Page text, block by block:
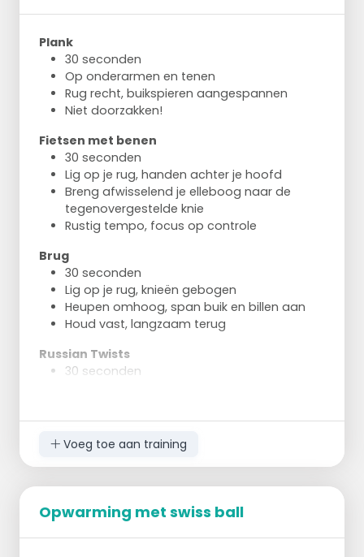
Plank
30 seconden
Op onderarmen en tenen
Rug recht, buikspieren aangespannen
Niet doorzakken!
Fietsen met benen
30 seconden
Lig op je rug, handen achter je hoofd
Breng afwisselend je elleboog naar de
tegenovergestelde knie
Rustig tempo, focus op controle
Brug
30 seconden
Lig op je rug, knieën gebogen
Heupen omhoog, span buik en billen aan
Houd vast, langzaam terug
Russian Twists
30 seconden
Eventueel met bal of flesje
Side Plank
2x 30 seconden
Op je zij, steun op onderarm
Heupen van de grond, lichaam in rechte lijn
Wissel na 30 seconden van kant
Voeg toe aan training
Opwarming met swiss ball